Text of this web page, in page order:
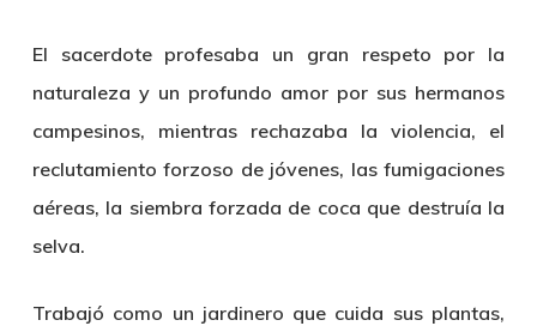
El sacerdote profesaba un gran respeto por la
naturaleza y un profundo amor por sus hermanos
campesinos, mientras rechazaba la violencia, el
reclutamiento forzoso de jóvenes, las fumigaciones
aéreas, la siembra forzada de coca que destruía la
selva.
Trabajó como un jardinero que cuida sus plantas,